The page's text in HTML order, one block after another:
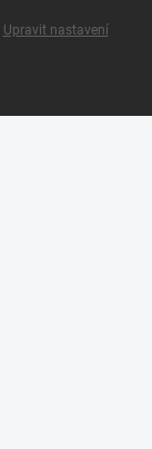
Upravit nastavení